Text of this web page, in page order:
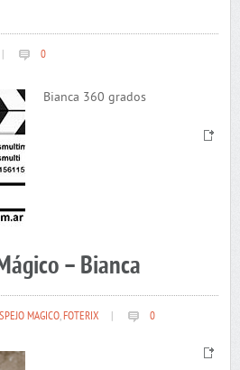
0
Bianca 360 grados
– Bianca
MAGICO,FOTERIX 0